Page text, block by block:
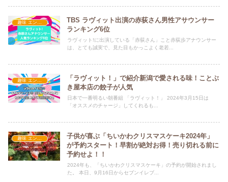
趣味 エンタメ
TBS ラヴィット出演の赤荻さん男性アサウンサー
ランキング6位
ラヴィット!に出演している「赤荻さん」こと赤荻歩アナウンサー
は、とても誠実で、見た目もかっこよく老若...
趣味 エンタメ
「ラヴィット！」で紹介新潟で愛される味！ことぶ
き屋本店の餃子が人気
日本で一番明るい朝番組 「ラヴィット！」 2024年3月15日は
「オススメのチャージ」してくれるも...
趣味 エンタメ
子供が喜ぶ「ちいかわクリスマスケーキ2024年」
が予約スタート！早割が絶対お得！売り切れる前に
予約せよ！！
2024年も、「ちいかわクリスマスケーキ」の予約が開始されまし
た。 本日、9月16日からセブンイレブ...